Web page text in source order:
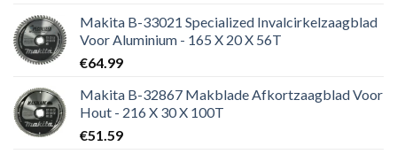
Makita B-33021 Specialized Invalcirkelzaagblad
Voor Aluminium - 165 X 20 X 56T
€64.99
Makita B-32867 Makblade Afkortzaagblad Voor
Hout - 216 X 30 X 100T
€51.59